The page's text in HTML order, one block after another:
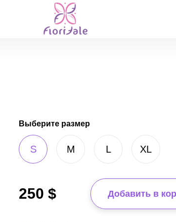
Выберите размер
S M L XL
250 $ Добавить в